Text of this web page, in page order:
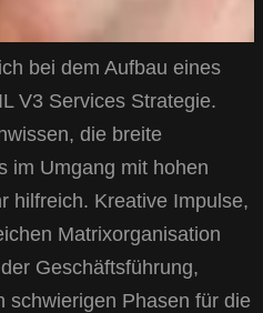
bei dem Aufbau eines
V3 Services Strategie.
die breite
im Umgang mit hohen
hilfreich. Kreative Impulse,
Matrixorganisation
Geschäftsführung,
schwierigen Phasen für die